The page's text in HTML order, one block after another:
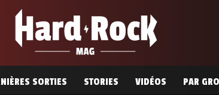
SORTIES STORIES VIDÉOS PAR